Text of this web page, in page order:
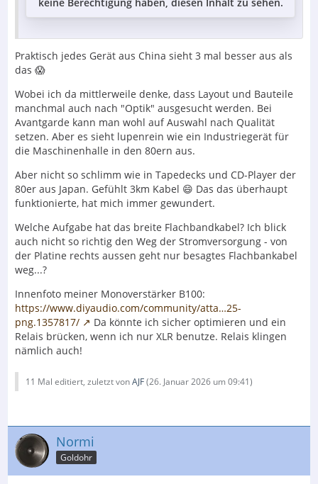
Praktisch jedes Gerät aus China sieht 3 mal besser aus als
das 😱
Wobei ich da mittlerweile denke, dass Layout und Bauteile
manchmal auch nach "Optik" ausgesucht werden. Bei
Avantgarde kann man wohl auf Auswahl nach Qualität
setzen. Aber es sieht lupenrein wie ein Industriegerät für
die Maschinenhalle in den 80ern aus.
Aber nicht so schlimm wie in Tapedecks und CD-Player der
80er aus Japan. Gefühlt 3km Kabel 😄 Das das überhaupt
funktionierte, hat mich immer gewundert.
Welche Aufgabe hat das breite Flachbandkabel? Ich blick
auch nicht so richtig den Weg der Stromversorgung - von
der Platine rechts aussen geht nur besagtes Flachbankabel
weg...?
Innenfoto meiner Monoverstärker B100:
https://www.diyaudio.com/community/atta…25-
png.1357817/
Da könnte ich sicher optimieren und ein
Relais brücken, wenn ich nur XLR benutze. Relais klingen
nämlich auch!
11 Mal editiert, zuletzt vonAJF(26. Januar 2026 um 09:41)
Normi
Goldohr